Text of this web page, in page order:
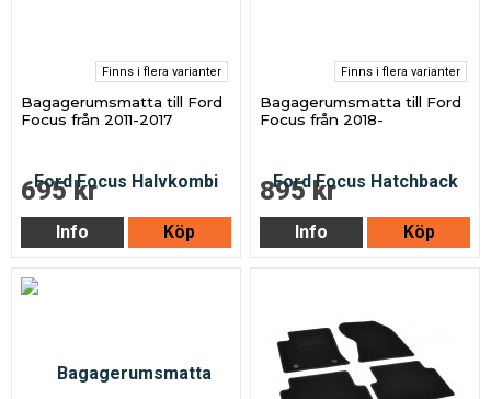
Finns i flera varianter
Bagagerumsmatta till Ford
Focus från 2011-2017
695 kr
Info Köp
Finns i flera varianter
Bagagerumsmatta till Ford
Focus från 2018-
895 kr
Info Köp